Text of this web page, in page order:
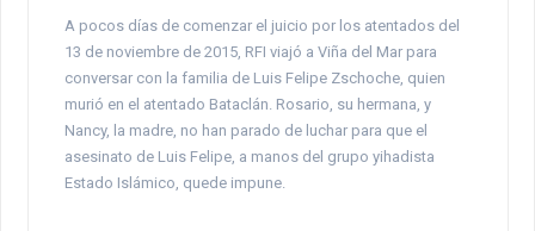
A pocos días de comenzar el juicio por los atentados del
13 de noviembre de 2015, RFI viajó a Viña del Mar para
conversar con la familia de Luis Felipe Zschoche, quien
murió en el atentado Bataclán. Rosario, su hermana, y
Nancy, la madre, no han parado de luchar para que el
asesinato de Luis Felipe, a manos del grupo yihadista
Estado Islámico, quede impune.